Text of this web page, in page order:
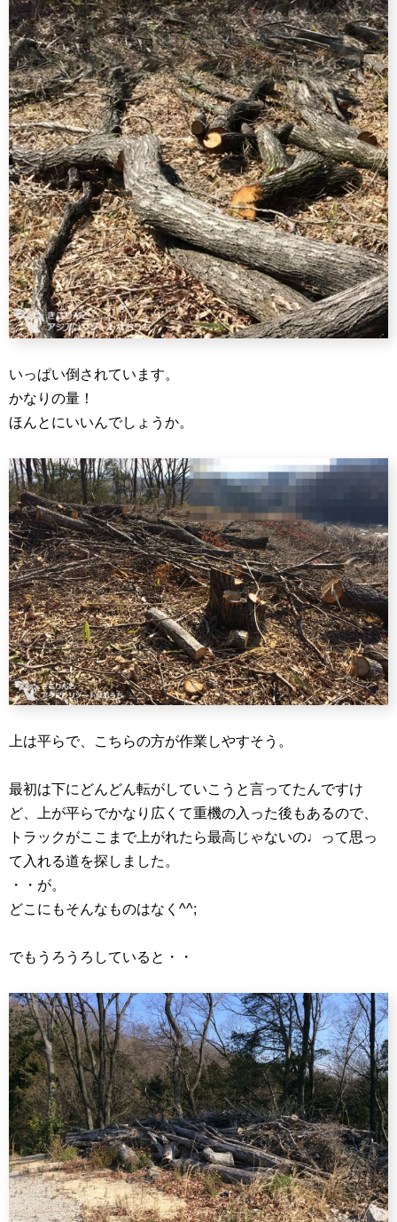
いっぱい倒されています。
かなりの量！
ほんとにいいんでしょうか。
上は平らで、こちらの方が作業しやすそう。
最初は下にどんどん転がしていこうと言ってたんですけ
ど、上が平らでかなり広くて重機の入った後もあるので、
トラックがここまで上がれたら最高じゃないの♩って思っ
て入れる道を探しました。
・・が。
どこにもそんなものはなく^^;
でもうろうろしていると・・